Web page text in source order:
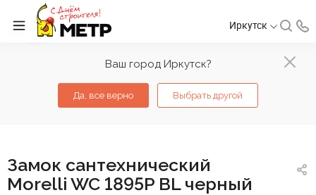
Ваш город Иркутск?
Да, все верно Выбрать другой
Иркутск
Замок сантехнический
Morelli WC 1895P BL черный